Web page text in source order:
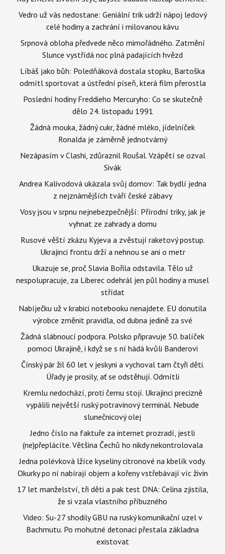
Vedro už vás nedostane: Geniální trik udrží nápoj ledový
celé hodiny a zachrání i milovanou kávu
Srpnová obloha předvede něco mimořádného. Zatmění
Slunce vystřídá noc plná padajících hvězd
Líbáš jako bůh: Poledňáková dostala stopku, Bartoška
odmítl sportovat a ústřední píseň, která film přerostla
Poslední hodiny Freddieho Mercuryho: Co se skutečně
dělo 24. listopadu 1991
Žádná mouka, žádný cukr, žádné mléko, jídelníček
Ronalda je záměrně jednotvárný
Nezápasím v Clashi, zdůraznil Roušal. Vzápětí se ozval
Sivák
Andrea Kalivodová ukázala svůj domov: Tak bydlí jedna
z nejznámějších tváří české zábavy
Vosy jsou v srpnu nejnebezpečnější: Přírodní triky, jak je
vyhnat ze zahrady a domu
Rusové věští zkázu Kyjeva a zvěstují raketový postup.
Ukrajinci frontu drží a nehnou se ani o metr
Ukazuje se, proč Slavia Bořila odstavila. Tělo už
nespolupracuje, za Liberec odehrál jen půl hodiny a musel
střídat
Nabíječku už v krabici notebooku nenajdete. EU donutila
výrobce změnit pravidla, od dubna jedině za své
Žádná slábnoucí podpora. Polsko připravuje 50. balíček
pomoci Ukrajině, i když se s ní hádá kvůli Banderovi
Čínský pár žil 60 let v jeskyni a vychoval tam čtyři děti.
Úřady je prosily, ať se odstěhují. Odmítli
Kremlu nedochází, proti čemu stojí. Ukrajinci precizně
vypálili největší ruský potravinový terminál. Nebude
slunečnicový olej
Jedno číslo na faktuře za internet prozradí, jestli
(ne)přeplácíte. Většina Čechů ho nikdy nekontrolovala
Jedna polévková lžíce kyseliny citronové na kbelík vody.
Okurky po ní nabírají objem a kořeny vstřebávají víc živin
17 let manželství, tři děti a pak test DNA: Celina zjistila,
že si vzala vlastního příbuzného
Video: Su-27 shodily GBU na ruský komunikační uzel v
Bachmutu. Po mohutné detonaci přestala základna
existovat